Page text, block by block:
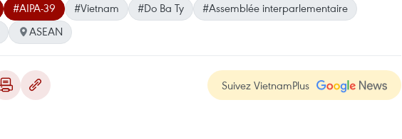
#AIPA-39 #Vietnam #Do Ba Ty
#Assemblée interparlementaire
ASEAN
Suivez VietnamPlus